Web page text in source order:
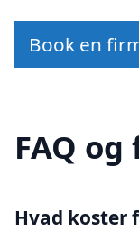
Book en
FAQ
Hvad koster